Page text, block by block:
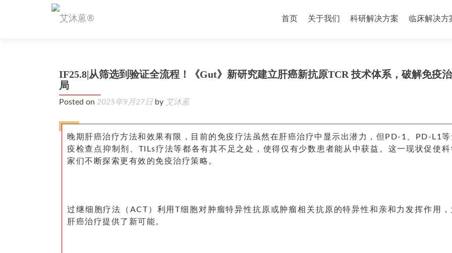
首页 关于我们 科研解决方案 临床解决方
IF25.8|从筛选到验证全流程！《Gut》新研究建立肝癌新抗原TCR 技术体系，破解免疫
局
Posted on 2025年9月27日 by 艾沐蒽
晚期肝癌治疗方法和效果有限，目前的免疫疗法虽然在肝癌治疗中显示出潜力，但PD-1、PD-L1等
疫检查点抑制剂、TILs疗法等都各有其不足之处，使得仅有少数患者能从中获益。这一现状促使科
家们不断探索更有效的免疫治疗策略。
过继细胞疗法（ACT）利用T细胞对肿瘤特异性抗原或肿瘤相关抗原的特异性和亲和力发挥作用，
肝癌治疗提供了新可能。